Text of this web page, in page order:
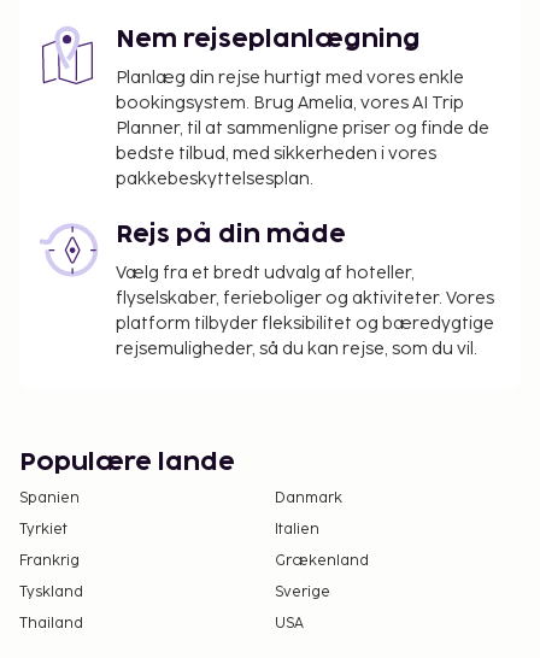
Nem rejseplanlægning
Planlæg din rejse hurtigt med vores enkle
bookingsystem. Brug Amelia, vores AI Trip
Planner, til at sammenligne priser og finde de
bedste tilbud, med sikkerheden i vores
pakkebeskyttelsesplan.
Rejs på din måde
Vælg fra et bredt udvalg af hoteller,
flyselskaber, ferieboliger og aktiviteter. Vores
platform tilbyder fleksibilitet og bæredygtige
rejsemuligheder, så du kan rejse, som du vil.
Populære lande
Spanien
Danmark
Tyrkiet
Italien
Frankrig
Grækenland
Tyskland
Sverige
Thailand
USA